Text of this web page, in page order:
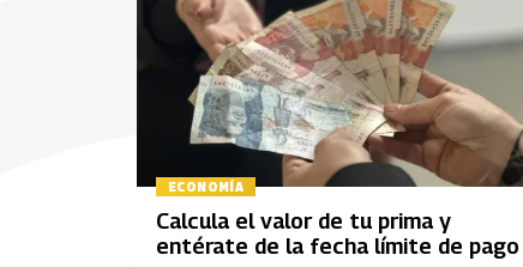
ECONOMÍA
Calcula el valor de tu prima y
entérate de la fecha límite de pago